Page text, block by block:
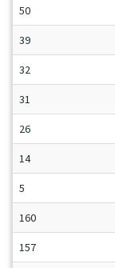
50
39
32
31
26
14
5
160
157